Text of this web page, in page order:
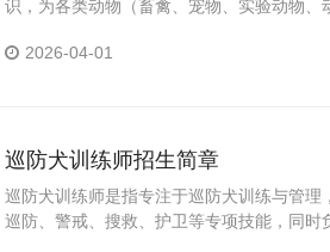
识，为各类动物（畜禽、宠物、实验动物
2026-04-01
巡防犬训练师招生简章
巡防犬训练师是指专注于巡防犬训练与管
巡防、警戒、搜救、护卫等专项技能，同